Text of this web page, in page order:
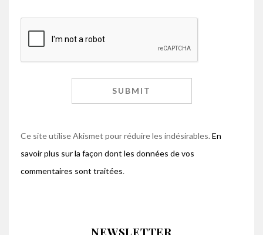
Ce site utilise Akismet pour réduire les indésirables. En
savoir plus sur la façon dont les données de vos
commentaires sont traitées.
NEWSLETTER